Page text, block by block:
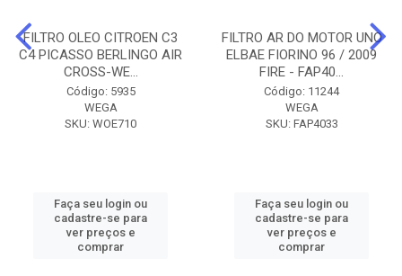
FILTRO OLEO CITROEN C3
C4 PICASSO BERLINGO AIR
CROSS-WE...
Código: 5935
WEGA
SKU: WOE710
Faça seu login ou
cadastre-se para
ver preços e
comprar
FILTRO AR DO MOTOR UNO
ELBAE FIORINO 96 / 2009
FIRE - FAP40...
Código: 11244
WEGA
SKU: FAP4033
Faça seu login ou
cadastre-se para
ver preços e
comprar